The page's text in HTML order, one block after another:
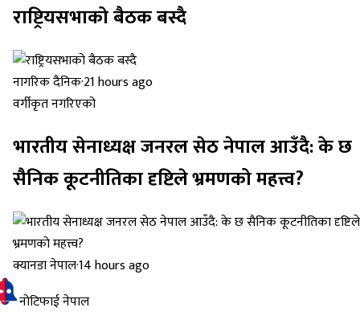
राष्ट्रियसभाको बैठक बस्दै
नागरिक दैनिक·21 hours ago
वर्गीकृत नगरिएको
भारतीय सेनाध्यक्ष जनरल सेठ नेपाल आउँदै: के छ
सैनिक कूटनीतिका दृष्टिले भ्रमणको महत्त्व?
क्यानडा नेपाल·14 hours ago
नोटिफाई नेपाल